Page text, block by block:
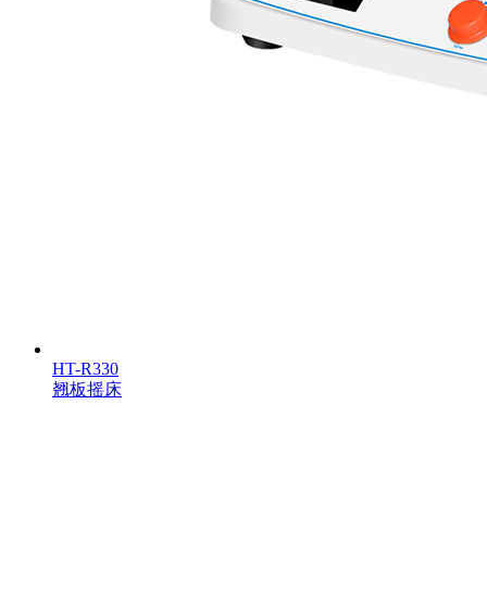
HT-R330
翘板摇床